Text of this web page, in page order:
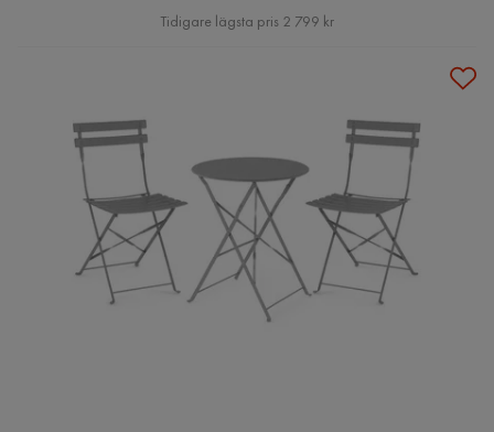
Pris
Tidigare lägsta pris 2 799 kr